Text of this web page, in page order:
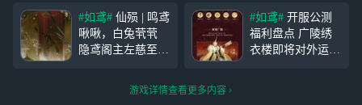
（因为比起自己谈更喜欢看
别人谈）
哈哈哈哈哈哈哈哈
哈哈哈哈哈哈哈哈
哈哈哈哈哈哈哈哈
哈哈
#如鸢# 仙殒 | 鸣鸢
啾啾，白兔茕茕
隐鸢阁主左慈至今
明。 只有在宇与
宙的缝隙，昔日的
#如鸢# 开服公测
福利盘点 广陵绣
衣楼即将对外运
游戏详情查看更多内容